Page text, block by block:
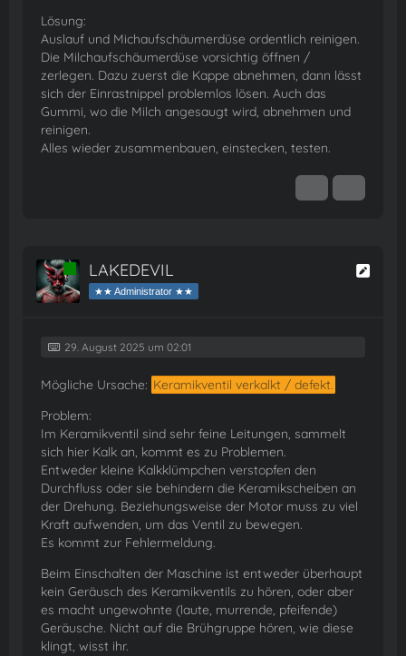
Lösung:
Auslauf und Michaufschäumerdüse ordentlich reinigen.
Die Milchaufschäumerdüse vorsichtig öffnen /
zerlegen. Dazu zuerst die Kappe abnehmen, dann lässt
sich der Einrastnippel problemlos lösen. Auch das
Gummi, wo die Milch angesaugt wird, abnehmen und
reinigen.
Alles wieder zusammenbauen, einstecken, testen.
Online LAKEDEVIL
★★ Administrator ★★
29. August 2025 um 02:01
Mögliche Ursache: Keramikventil verkalkt / defekt.
Problem:
Im Keramikventil sind sehr feine Leitungen, sammelt
sich hier Kalk an, kommt es zu Problemen.
Entweder kleine Kalkklümpchen verstopfen den
Durchfluss oder sie behindern die Keramikscheiben an
der Drehung. Beziehungsweise der Motor muss zu viel
Kraft aufwenden, um das Ventil zu bewegen.
Es kommt zur Fehlermeldung.
Beim Einschalten der Maschine ist entweder überhaupt
kein Geräusch des Keramikventils zu hören, oder aber
es macht ungewohnte (laute, murrende, pfeifende)
Geräusche. Nicht auf die Brühgruppe hören, wie diese
klingt, wisst ihr.